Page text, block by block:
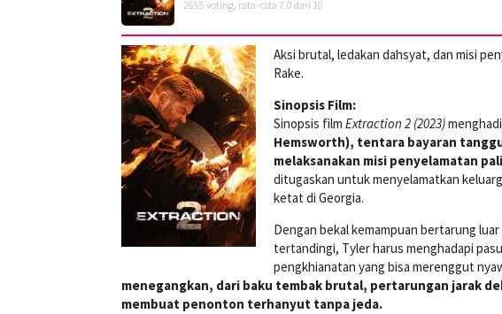
2655 voting, rata-rata 7.0 dari 10
Aksi brutal, ledakan dahsyat, dan misi
Rake.
Sinopsis Film:
Sinopsis film Extraction 2 (2023)
Hemsworth), tentara bayaran
melaksanakan misi penyelamatan
ditugaskan untuk menyelamatkan
ketat di Georgia.
Dengan bekal kemampuan bertarung
tertandingi, Tyler harus menghadapi
pengkhianatan yang bisa merenggut
menegangkan, dari baku tembak brutal, pertarungan jarak
membuat penonton terhanyut tanpa jeda.